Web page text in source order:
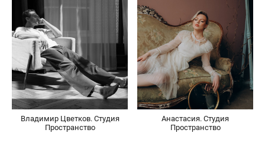
Владимир Цветков. Студия
Пространство
Анастасия. Студия
Пространство